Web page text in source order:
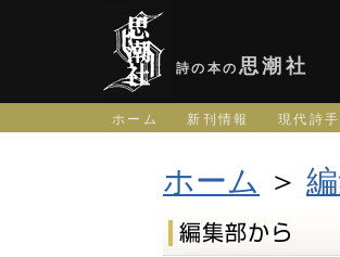
詩の本の 思潮社
ホーム 新刊情報 現代詩
ホーム ＞